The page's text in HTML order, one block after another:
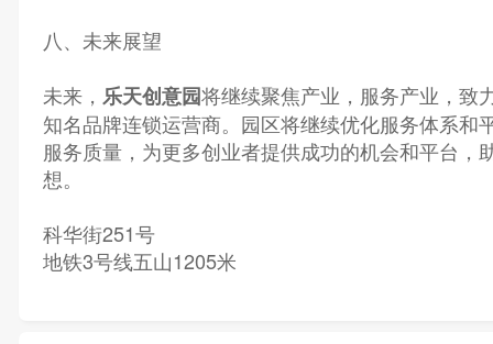
八、未来展望
未来， 乐天创意园将继续聚焦产业，服务产业，致
知名品牌连锁运营商。园区将继续优化服务体系和
服务质量，为更多创业者提供成功的机会和平台，
想。
科华街251号
地铁3号线五山1205米